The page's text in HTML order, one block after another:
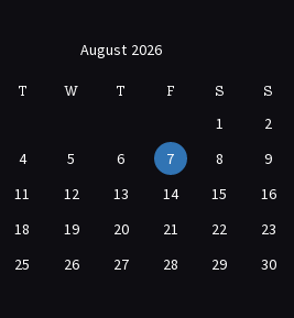
August 2026
T W T F S S
1
2
4 5 6 7 8
9
11 12 13 14 15
16
18 19 20 21 22
23
25 26 27 28 29
30